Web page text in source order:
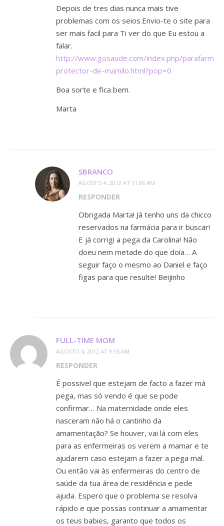
Depois de tres dias nunca mais tive
problemas com os seios.Envio-te o site para
ser mais facil para Ti ver do que Eu estou a
falar.
http://www.gosaude.com/index.php/
protector-de-mamilo.html?pop=0
Boa sorte e fica bem.
Marta
SBRANCO
AGOSTO 4, 2012 AT 11:06 AM
RESPONDER
Obrigada Marta! Já tenho uns da chicco
reservados na farmácia para ir buscar!
E já corrigi a pega da Carolina! Não
doeu nem metade do que doía… A
seguir faço o mesmo ao Daniel e faço
figas para que resulte! Beijinho
FULL-TIME MOM
AGOSTO 4, 2012 AT 9:55 AM
RESPONDER
É possivel que estejam de facto a fazer má
pega, mas só vendo é que se pode
confirmar… Na maternidade onde eles
nasceram não há o cantinho da
amamentação? Se houver, vai lá com eles
para as enfermeiras os verem a mamar e te
ajudarem caso estejam a fazer a pega mal.
Ou então vai às enfermeiras do centro de
saúde da tua área de residência e pede
ajuda. Espero que o problema se resolva
rápido e que possas continuar a amamentar
os teus babies, garanto que todos os